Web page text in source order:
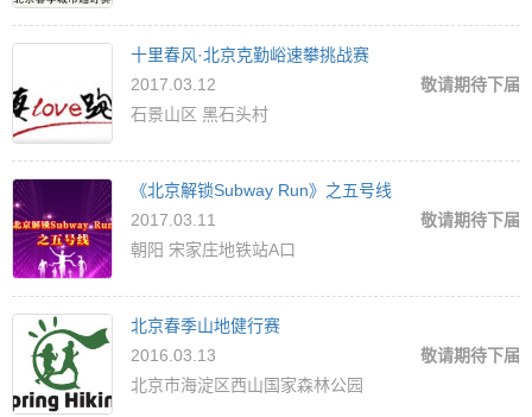
十里春风·北京克勤峪速攀挑战赛
2017.03.12
敬请期待下届
石景山区 黑石头村
《北京解锁Subway Run》之五号线
2017.03.11
敬请期待下届
朝阳 宋家庄地铁站A口
北京春季山地健行赛
2016.03.13
敬请期待下届
北京市海淀区西山国家森林公园